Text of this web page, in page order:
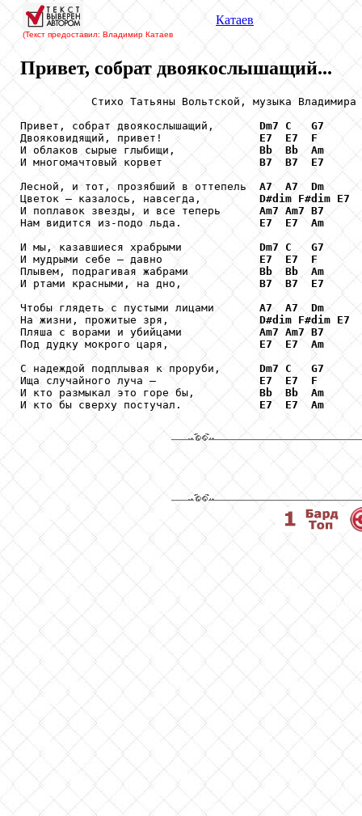
(Текст предоставил: Владимир Катаев
Катаев
Привет, собрат двоякослышащий...
Стихо Татьяны Вольтской, музыка Владимира
Привет, собрат двоякослышащий, Dm7 C
G7
Двояковидящий, привет! E7 E7
F
И облаков сырые глыбищи, Bb Bb
Am
И многомачтовый корвет B7 B7
E7
Лесной, и тот, прозябший в оттепель A7 A7
Dm
Цветок – казалось, навсегда, D#dim F#dim E7
И поплавок звезды, и все теперь Am7 Am7 B7
Нам видится из-подо льда. E7 E7
Am
И мы, казавшиеся храбрыми Dm7 C
G7
И мудрыми себе – давно E7 E7
F
Плывем, подрагивая жабрами Bb Bb
Am
И ртами красными, на дно, B7 B7
E7
Чтобы глядеть с пустыми лицами A7 A7
Dm
На жизни, прожитые зря, D#dim F#dim E7
Пляша с ворами и убийцами Am7 Am7 B7
Под дудку мокрого царя, E7 E7
Am
С надеждой подплывая к проруби, Dm7 C
G7
Ища случайного луча – E7 E7
F
И кто размыкал это горе бы, Bb Bb
Am
И кто бы сверху постучал. E7 E7 Am